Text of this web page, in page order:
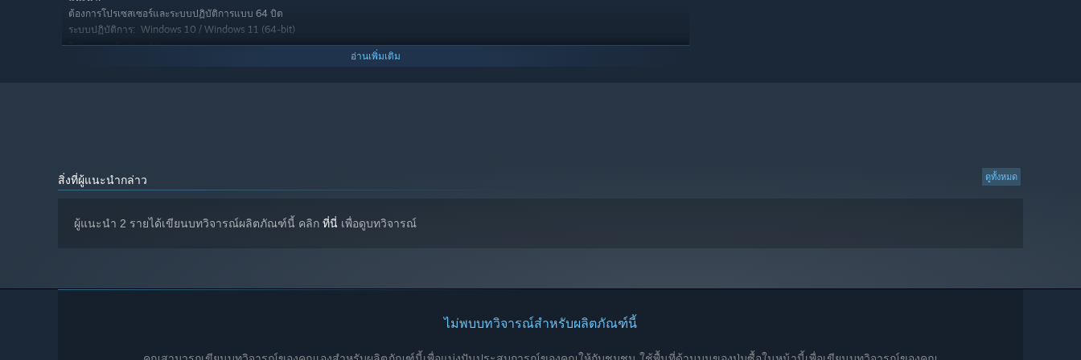
Remastered Features
Remastered, high-resolution graphics
Expanded soundtrack and enhanced audio design
ต้องการโปรเซสเซอร์และระบบปฏิบัติการแบบ 64 บิต
ระบบปฏิบัติการ: Windows 10 / Windows 11 (64-bit)
โปรเซสเซอร์: Quad Core processor
อ่านเพิ่มเติม
ดูทั้งหมด
สิ่งที่ผู้แนะนำกล่าว
ผู้แนะนำ 2 รายได้เขียนบทวิจารณ์ผลิตภัณฑ์นี้ คลิก ที่นี่ เพื่อดูบทวิจารณ์
ไม่พบบทวิจารณ์สำหรับผลิตภัณฑ์นี้